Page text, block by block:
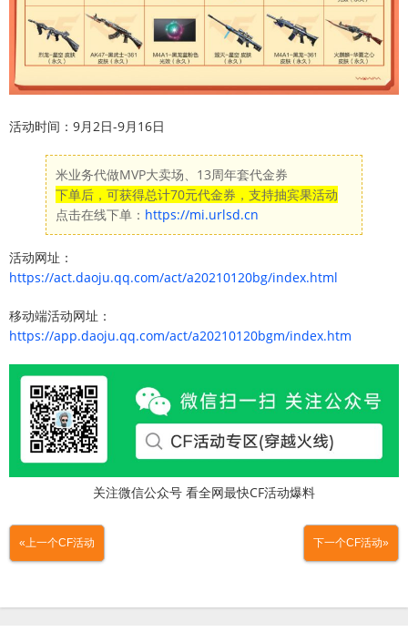
活动时间：9月2日-9月16日
米业务代做MVP大卖场、13周年套代金券
下单后，可获得总计70元代金券，支持抽宾果活动
点击在线下单： https://mi.urlsd.cn
活动网址：
https://act.daoju.qq.com/act/a20210120bg/index.html
移动端活动网址：
https://app.daoju.qq.com/act/a20210120bgm/index.htm
关注微信公众号 看全网最快CF活动爆料
«上一个CF活动 下一个CF活动»